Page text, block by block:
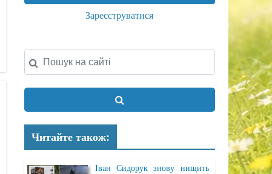
Зареєструватися
Читайте також:
Іван Сидорук знову нищить